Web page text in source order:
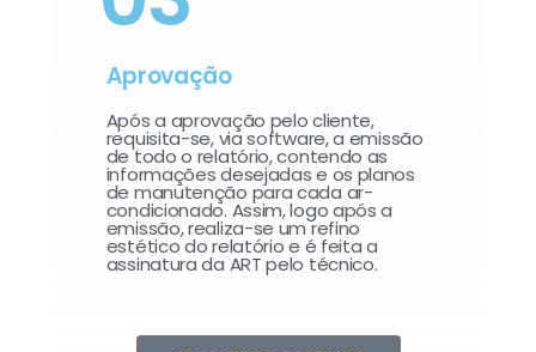
Aprovação
Após a aprovação pelo cliente,
requisita-se, via software, a emissão
de todo o relatório, contendo as
informações desejadas e os planos
de manutenção para cada ar-
condicionado. Assim, logo após a
emissão, realiza-se um refino
estético do relatório e é feita a
assinatura da ART pelo técnico.